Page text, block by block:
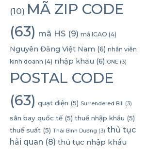
(10) MÃ ZIP CODE
(63) mã HS (9) mã ICAO (4)
Nguyên Đăng Việt Nam (6) nhân viên
kinh doanh (4) nhập khẩu (6) ONE (3)
POSTAL CODE
(63) quạt điện (5) Surrendered Bill (3)
sân bay quốc tế (5) thuế nhập khẩu (5)
thuế suất (5) Thái Bình Dương (3) thủ tục
hải quan (8) thủ tục nhập khẩu